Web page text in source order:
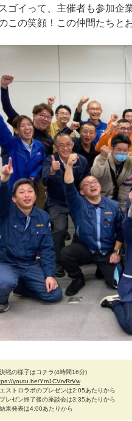
ゴイって、主催者も参加企
この笑顔！この仲間たちと
戦の様子はコチラ(4時間16分)
youtu.be/Ym1CVrvRrVw
エストロラボのプレゼンは2:05あたりから
プレゼン終了後の座談会は3:35あたりから
結果発表は4:00あたりから